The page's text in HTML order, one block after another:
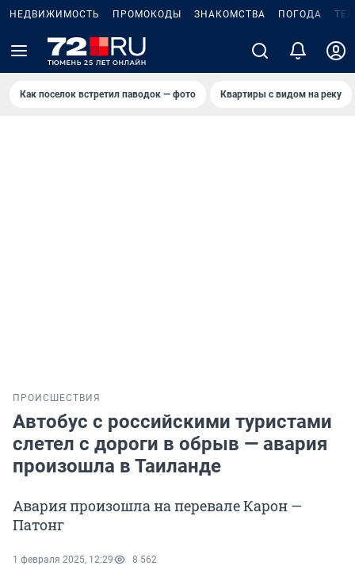
НЕДВИЖИМОСТЬ ПРОМОКОДЫ ЗНАКОМСТВА ПОГОДА
Как поселок встретил паводок — фото Квартиры с видом на реку
ПРОИСШЕСТВИЯ
Автобус с российскими туристами
слетел с дороги в обрыв — авария
произошла в Таиланде
Авария произошла на перевале Карон —
Патонг
1 февраля 2025, 12:29 8 562